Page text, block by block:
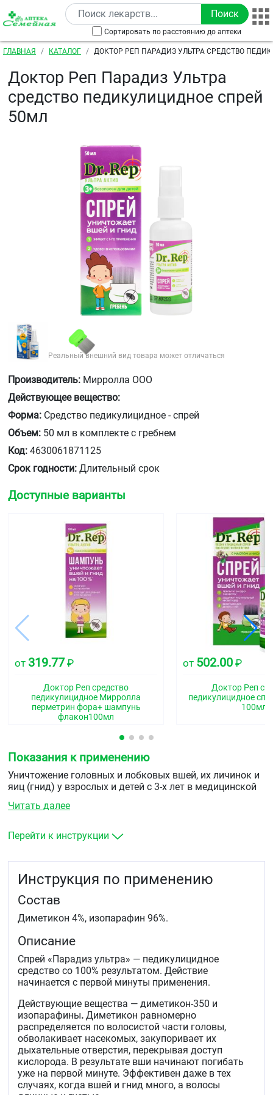
Перейти к основному содержанию
Сортировать по расстоянию до аптеки
Строка навигации
ГЛАВНАЯ КАТАЛОГ
ДОКТОР РЕП ПАРАДИЗ УЛЬТРА СРЕДСТВО
Доктор Реп Парадиз Ультра
средство педикулицидное спрей
50мл
Реальный внешний вид товара может отличаться
Производитель: Мирролла ООО
Действующее вещество:
Форма: Средство педикулицидное - спрей
Объем: 50 мл в комплекте с гребнем
Код: 4630061871125
Срок годности: Длительный срок
Доступные варианты
от 319.77 ₽
Доктор Реп средство
педикулицидное Мирролла
перметрин фора+ шампунь
флакон100мл
от 502.00 ₽
Доктор Реп
педикулицидное
100мл
Показания к применению
Уничтожение головных и лобковых вшей, их личинок и
яиц (гнид) у взрослых и детей с 3-х лет в медицинской
Читать далее
Перейти к инструкции
Инструкция по применению
Состав
Диметикон 4%, изопарафин 96%.
Описание
Спрей «Парадиз ультра» — педикулицидное
средство со 100% результатом. Действие
начинается с первой минуты применения.
Действующие вещества — диметикон-350 и
изопарафины. Диметикон равномерно
распределяется по волосистой части головы,
обволакивает насекомых, закупоривает их
дыхательные отверстия, перекрывая доступ
кислорода. В результате вши начинают погибать
уже на первой минуте. Эффективен даже в тех
случаях, когда вшей и гнид много, а волосы